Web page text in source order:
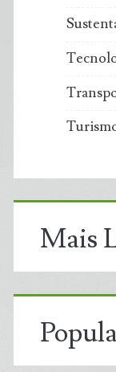
Mais